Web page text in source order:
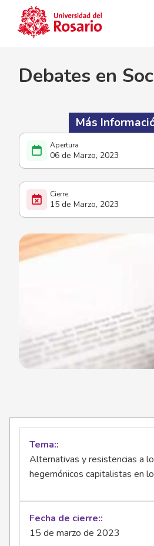
06 de Marzo, 2023
15 de Marzo, 2023
Debates en
Más
Tema:
Alternativas y resistencias a
hegemónicos capitalistas en
Fecha de cierre:
15 de marzo de 2023